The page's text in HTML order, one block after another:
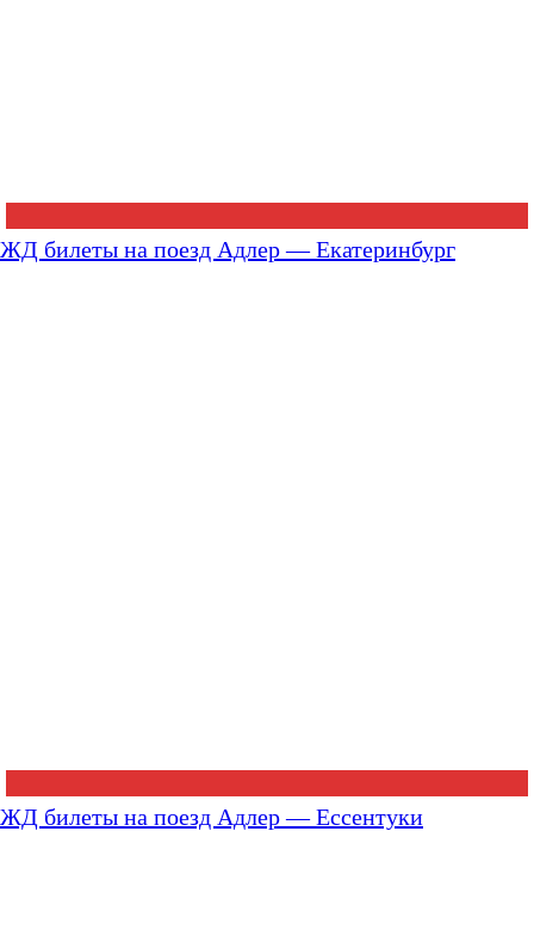
ЖД билеты на поезд Адлер — Екатеринбург
ЖД билеты на поезд Адлер — Ессентуки